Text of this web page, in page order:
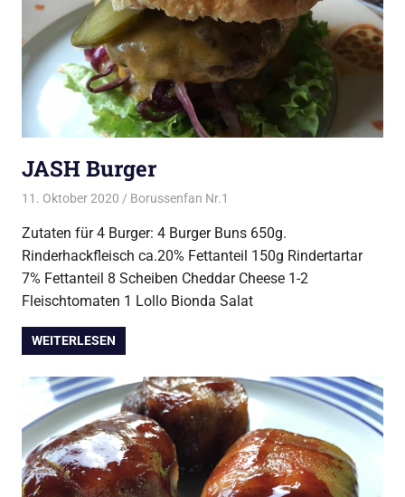
JASH Burger
11. Oktober 2020 Borussenfan Nr.1
Zutaten für 4 Burger: 4 Burger Buns 650g.
Rinderhackfleisch ca.20% Fettanteil 150g Rindertartar
7% Fettanteil 8 Scheiben Cheddar Cheese 1-2
Fleischtomaten 1 Lollo Bionda Salat
WEITERLESEN